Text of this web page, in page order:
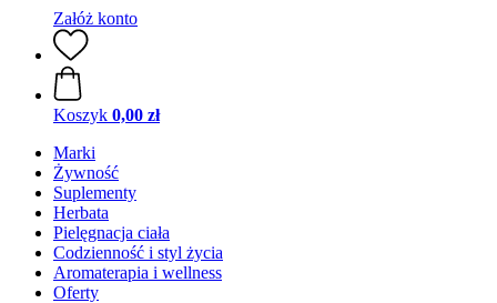
Załóż konto
Koszyk 0,00 zł
Marki
Żywność
Suplementy
Herbata
Pielęgnacja ciała
Codzienność i styl życia
Aromaterapia i wellness
Oferty